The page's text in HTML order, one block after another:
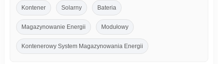
Kontener Solarny Bateria
Magazynowanie Energii Modułowy
Kontenerowy System Magazynowania Energii